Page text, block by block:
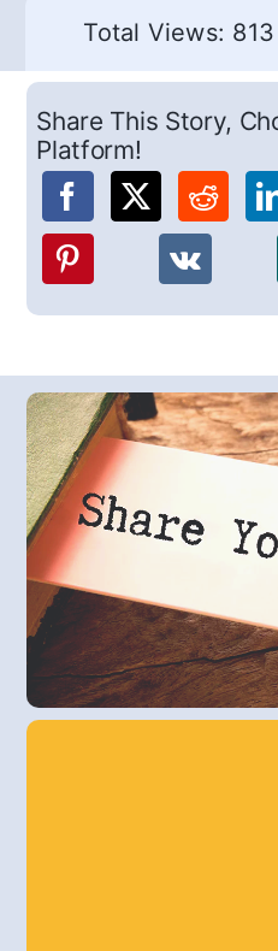
Total Views: 813
Share This Story,
Platform!